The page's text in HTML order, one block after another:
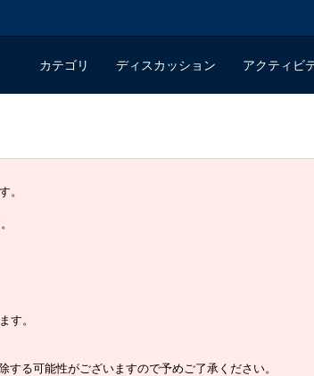
カテゴリ ディスカッション アクティビ
。
す。
る可能性がございますので予めご了承ください。